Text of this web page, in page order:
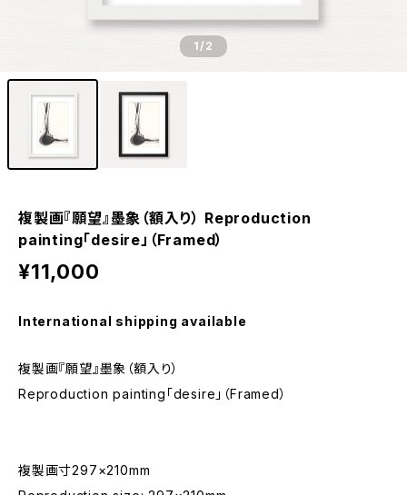
1/2
複製画『願望』墨象（額入り） Reproduction
painting「desire」（Framed）
¥11,000
International shipping available
複製画『願望』墨象（額入り）
Reproduction painting「desire」（Framed）
複製画寸297×210mm